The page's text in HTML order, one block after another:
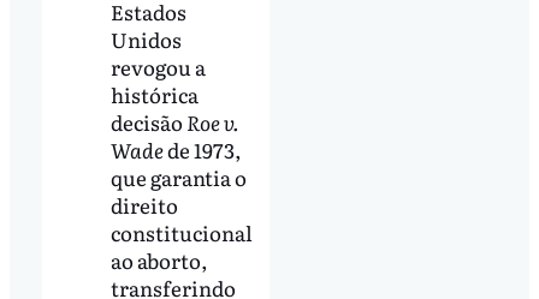
Estados
Unidos
revogou a
histórica
decisão Roe v.
Wadede 1973,
que garantia o
direito
constitucional
ao aborto,
transferindo